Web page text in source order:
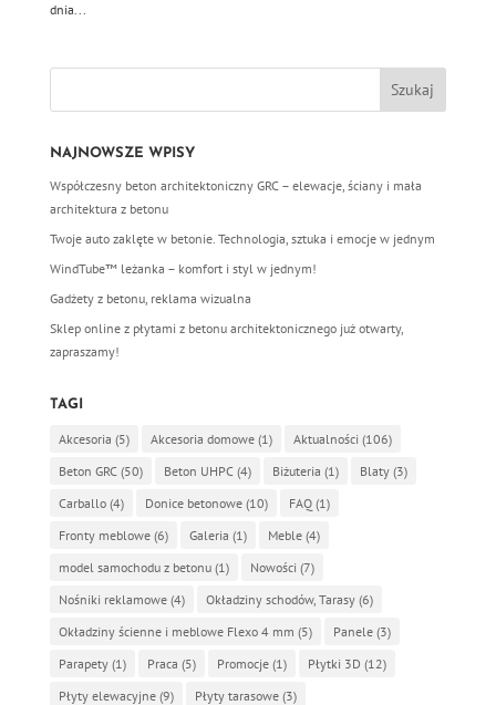
dnia...
NAJNOWSZE WPISY
Współczesny beton architektoniczny GRC – elewacje, ściany i mała
architektura z betonu
Twoje auto zaklęte w betonie. Technologia, sztuka i emocje w jednym
WindTube™ leżanka – komfort i styl w jednym!
Gadżety z betonu, reklama wizualna
Sklep online z płytami z betonu architektonicznego już otwarty,
zapraszamy!
TAGI
Akcesoria (5) Akcesoria domowe(1) Aktualności (106)
Beton GRC(50) Beton UHPC(4) Biżuteria (1) Blaty(3)
Carballo(4) Donice betonowe(10) FAQ(1)
Fronty meblowe(6) Galeria (1) Meble(4)
model samochodu z betonu(1) Nowości (7)
Nośniki reklamowe(4) Okładziny schodów, Tarasy(6)
Okładziny ścienne i meblowe Flexo 4 mm (5) Panele(3)
Parapety(1) Praca (5) Promocje(1) Płytki 3D (12)
Płyty elewacyjne(9) Płyty tarasowe(3)